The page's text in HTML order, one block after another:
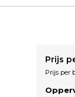
Prijs
Prijs per